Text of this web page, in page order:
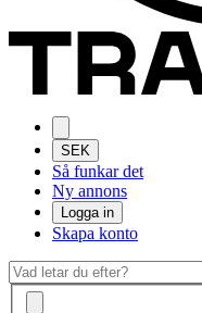
SEK
Så funkar det
Ny annons
Logga in
Skapa konto